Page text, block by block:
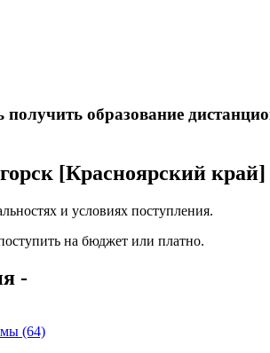
образование
[Красноярский край]
и условиях поступления.
на бюджет или платно.
-
(64)